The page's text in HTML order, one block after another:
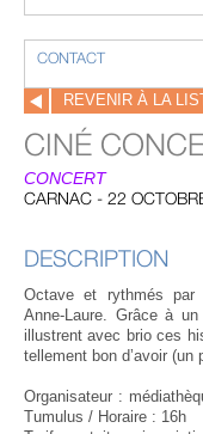
CONTACT
REVENIR À LA
CINÉ
CONCERT
CARNAC - 22
DESCRIPTION
Octave et rythmés par
Anne-Laure. Grâce à
illustrent avec brio ces
tellement bon d’avoir (un
Organisateur :
Tumulus / Horaire : 16h